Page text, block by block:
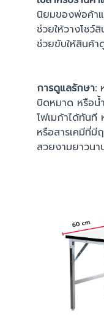
นิยมของพ่อค้า
ช่วยให้วางโชว์
ช่วยขับให้สินค้า
การดูแลรักษา:
บิดหมาด หรือน้
โฟเมก้าได้ทันที
หรือสารเคมีที่มี
สวยงามยาวนา